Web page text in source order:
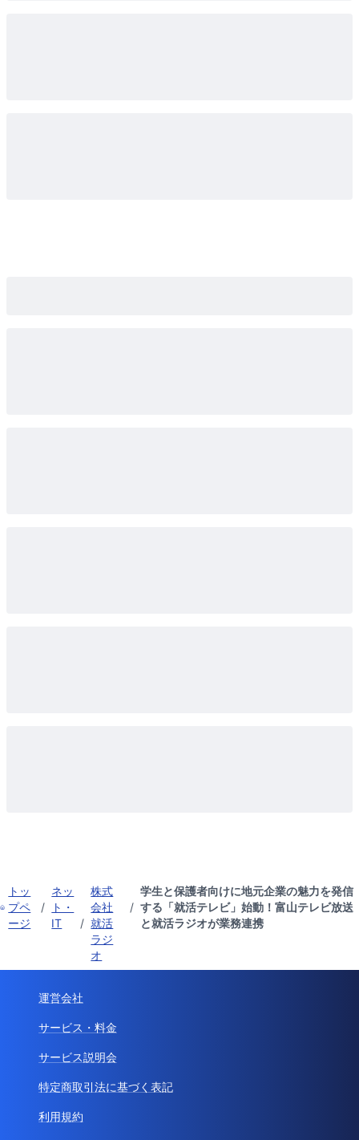
トッ
プペ
ージ
/
ネッ
ト・
IT
/
株式
会社
就活
ラジ
オ
/
学生と保護者向けに地元企業の魅力を発信
する「就活テレビ」始動！富山テレビ放送
と就活ラジオが業務連携
運営会社
サービス・料金
サービス説明会
特定商取引法に基づく表記
利用規約